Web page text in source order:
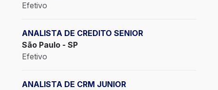
Efetivo
ANALISTA DE CREDITO SENIOR
São Paulo - SP
Efetivo
ANALISTA DE CRM JUNIOR